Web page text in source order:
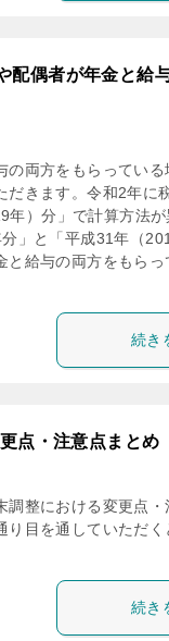
配偶者が年金と給
の両方をもらってい
だきます。令和2年に
）分」で計算方法
」と「平成31年（
給与の両方をもら
続き
点・注意点まとめ
調整における変更点
り目を通していただ
続き